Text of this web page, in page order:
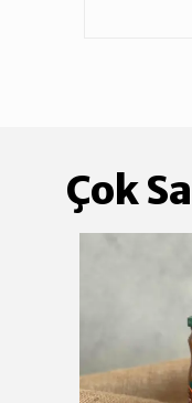
Çok